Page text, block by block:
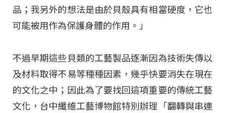
品；我另外的想法是由於貝殼具有相當硬度，它也
可能被用作為保護身體的作用。」
不過早期這些貝類的工藝製品逐漸因為技術失傳以
及材料取得不易等種種因素，幾乎快要消失在現在
的文化之中；因此為了要找回這項重要的傳統工藝
文化，台中纖維工藝博物館特別辦理「翻轉與串連